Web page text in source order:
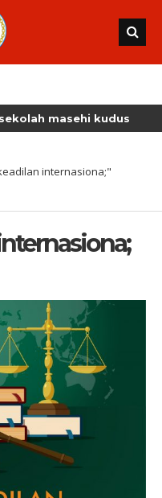
masehi kudus
internasiona;"